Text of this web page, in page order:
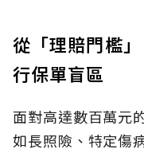
從「理賠門檻
行保單盲區
面對高達數百萬元
如長照險、特定傷